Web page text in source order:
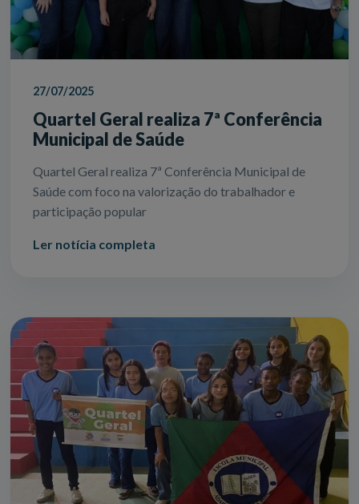
27/07/2025
Quartel Geral realiza 7ª Conferência
Municipal de Saúde
Quartel Geral realiza 7ª Conferência Municipal de
Saúde com foco na valorização do trabalhador e
participação popular
Ler notícia completa